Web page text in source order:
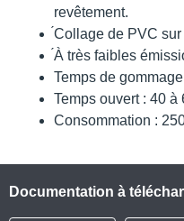
revêtement.
́Collage de PVC
́À très faibles
Temps de
Temps ouvert : 40 à
Consommation :
Documentation à